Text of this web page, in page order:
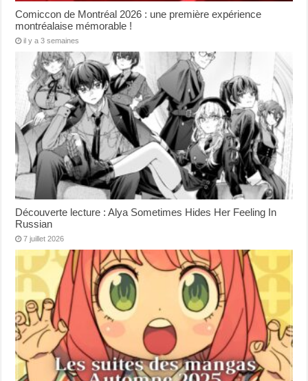
Comiccon de Montréal 2026 : une première expérience
montréalaise mémorable !
il y a 3 semaines
Découverte lecture : Alya Sometimes Hides Her Feeling In
Russian
7 juillet 2026